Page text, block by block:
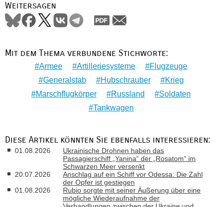
Weitersagen
Mit dem Thema verbundene Stichworte:
Armee Artilleriesysteme
Flugzeuge
Generalstab
Hubschrauber
Krieg
Marschflugkörper
Russland
Soldaten
Tankwagen
Diese Artikel könnten Sie ebenfalls interessieren:
01.08.2026
Ukrainische Drohnen haben das
Passagierschiff „Yanina“ der „Rosatom“ im
Schwarzen Meer versenkt
20.07.2026
Anschlag auf ein Schiff vor Odessa: Die Zahl
der Opfer ist gestiegen
01.08.2026
Rubio sorgte mit seiner Äußerung über eine
mögliche Wiederaufnahme der